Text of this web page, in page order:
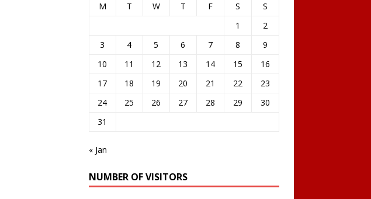
M T W T F S
S
1
2
3
4 5 6 7 8
9
10
11 12 13 14 15
16
17
18 19 20 21 22
23
24
25 26 27 28 29
30
31
« Jan
NUMBER OF VISITORS